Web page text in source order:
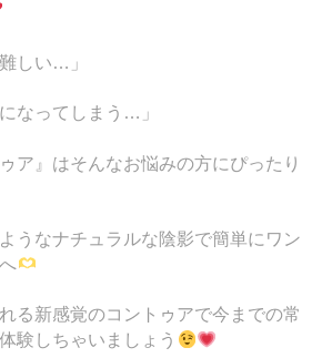
しい…」
なってしまう…」
ア』はそんなお悩みの方にぴったり
うなナチュラルな陰影で簡単にワン
る新感覚のコントゥアで今までの常
験しちゃいましょう